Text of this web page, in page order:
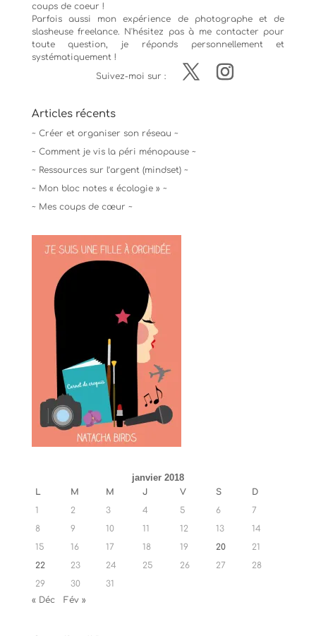
coups de coeur !
Parfois aussi mon expérience de photographeet de
slasheuse freelance. N'hésitez pas à me contacter pour
toute question, je réponds personnellement et
systématiquement !
Suivez-moi sur :
Articles récents
~ Créer et organiser son réseau ~
~ Comment je vis la péri ménopause ~
~ Ressources sur l’argent (mindset) ~
~ Mon bloc notes « écologie » ~
~ Mes coups de cœur ~
janvier 2018
L M M J V S
D
1
2 3 4 5 6
7
8
9 10 11 12 13
14
15
16 17 18 19 20
21
22
23 24 25 26 27
28
29
30
31
« Déc
Fév »